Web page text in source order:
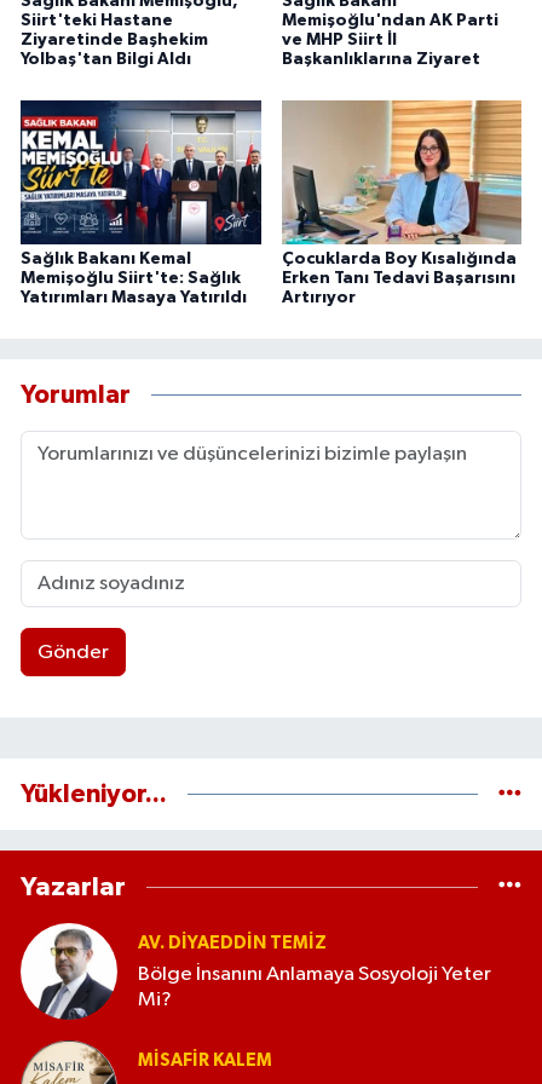
Siirt'teki Hastane
Ziyaretinde Başhekim
Yolbaş'tan Bilgi Aldı
Memişoğlu'ndan AK Parti
ve MHP Siirt İl
Başkanlıklarına Ziyaret
Sağlık Bakanı Kemal
Memişoğlu Siirt'te: Sağlık
Yatırımları Masaya Yatırıldı
Çocuklarda Boy Kısalığında
Erken Tanı Tedavi Başarısını
Artırıyor
Yorumlar
Gönder
Yükleniyor...
Yazarlar
AV. DIYAEDDIN TEMIZ
Bölge İnsanını Anlamaya Sosyoloji Yeter
Mi?
MISAFIR KALEM